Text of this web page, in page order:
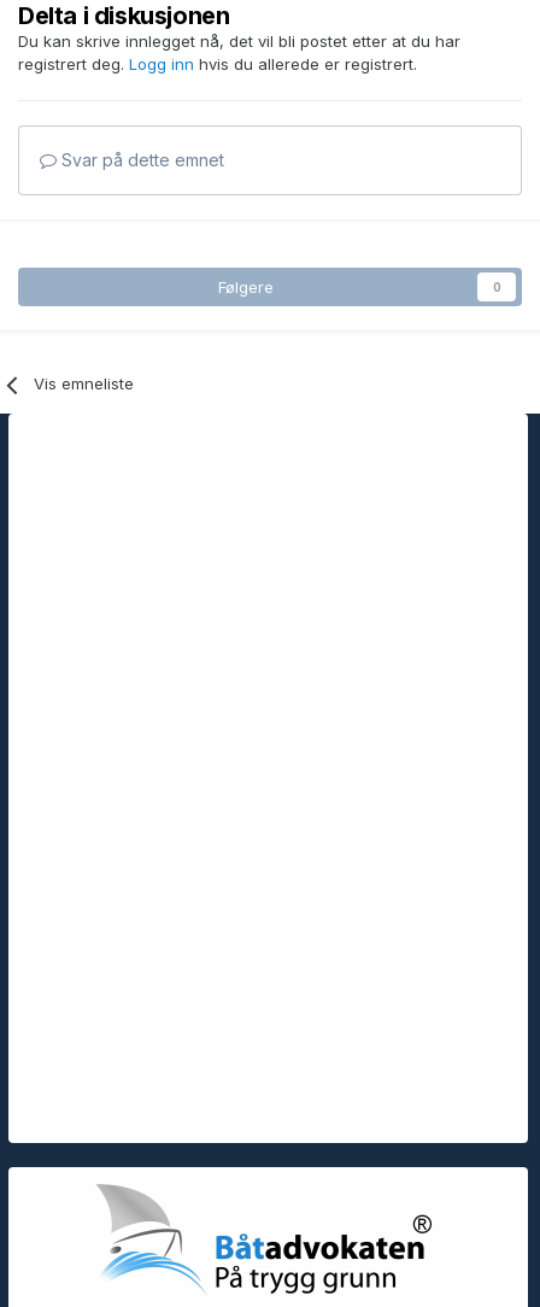
Delta i diskusjonen
Du kan skrive innlegget nå, det vil bli postet etter at du har
registrert deg. Logg inn hvis du allerede er registrert.
Svar på dette emnet
Følgere 0
Vis emneliste